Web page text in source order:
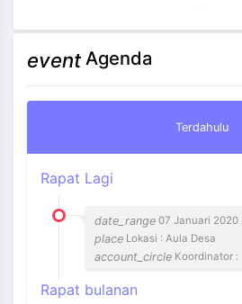
eventAgenda
Terdahulu
Rapat Lagi
date_range 07 Januari 2020
place Lokasi : Aula Desa
account_circle Koordinator :
Rapat bulanan